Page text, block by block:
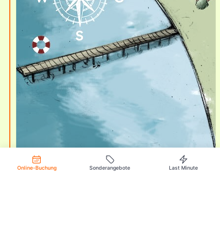
Online-Buchung Sonderangebote Last Minute